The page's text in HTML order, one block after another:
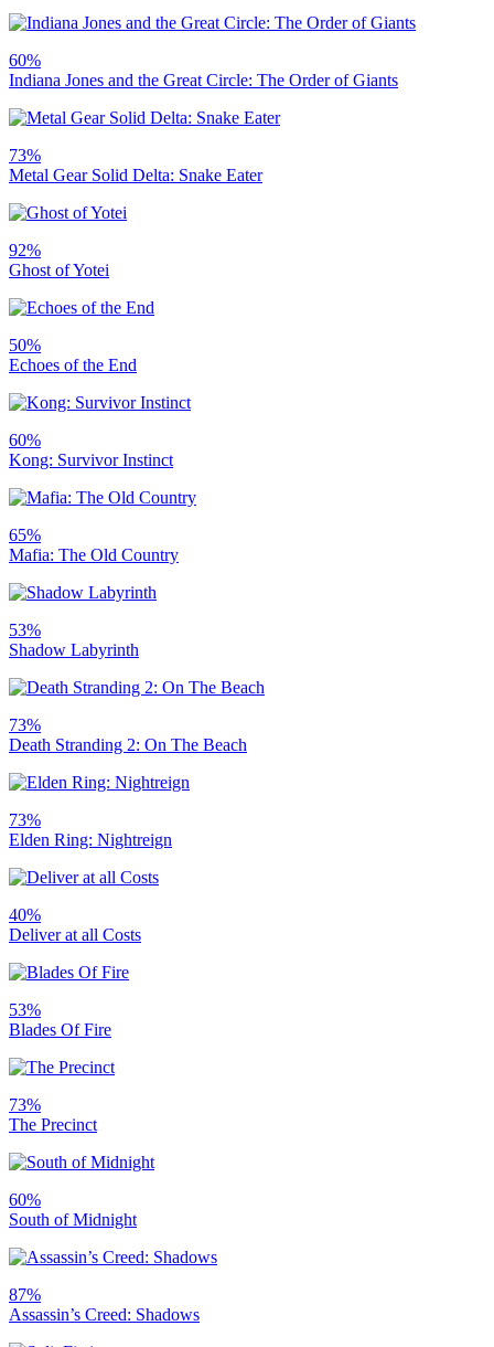
60%
Indiana Jones and the Great Circle: The Order of Giants
73%
Metal Gear Solid Delta: Snake Eater
92%
Ghost of Yotei
50%
Echoes of the End
60%
Kong: Survivor Instinct
65%
Mafia: The Old Country
53%
Shadow Labyrinth
73%
Death Stranding 2: On The Beach
73%
Elden Ring: Nightreign
40%
Deliver at all Costs
53%
Blades Of Fire
73%
The Precinct
60%
South of Midnight
87%
Assassin’s Creed: Shadows